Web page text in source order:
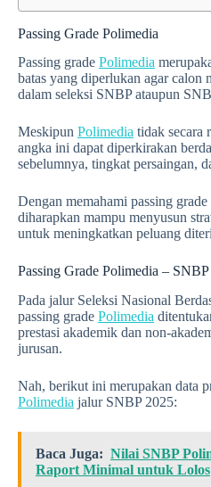
Passing Grade Polimedia
Passing grade Polimedia
batas yang diperlukan agar calon
dalam seleksi SNBP ataupun
Meskipun Polimedia tidak secara
angka ini dapat diperkirakan
sebelumnya, tingkat persaingan,
Dengan memahami passing grade
diharapkan mampu menyusun
untuk meningkatkan peluang
Passing Grade Polimedia – SNBP
Pada jalur Seleksi Nasional
passing grade Polimedia
prestasi akademik dan non-
jurusan.
Nah, berikut ini merupakan data
Polimedia jalur SNBP 2025:
Baca Juga: Nilai SNBP
Raport Minimal untuk Lolos